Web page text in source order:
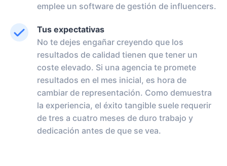
emplee un software de gestión de influencers.
Tus expectativas
No te dejes engañar creyendo que los
resultados de calidad tienen que tener un
coste elevado. Si una agencia te promete
resultados en el mes inicial, es hora de
cambiar de representación. Como demuestra
la experiencia, el éxito tangible suele requerir
de tres a cuatro meses de duro trabajo y
dedicación antes de que se vea.